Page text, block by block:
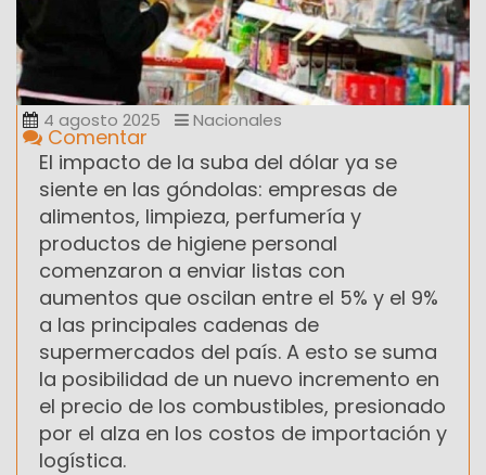
4 agosto 2025 Nacionales
Comentar
El impacto de la suba del dólar ya se
siente en las góndolas: empresas de
alimentos, limpieza, perfumería y
productos de higiene personal
comenzaron a enviar listas con
aumentos que oscilan entre el 5% y el 9%
a las principales cadenas de
supermercados del país. A esto se suma
la posibilidad de un nuevo incremento en
el precio de los combustibles, presionado
por el alza en los costos de importación y
logística.